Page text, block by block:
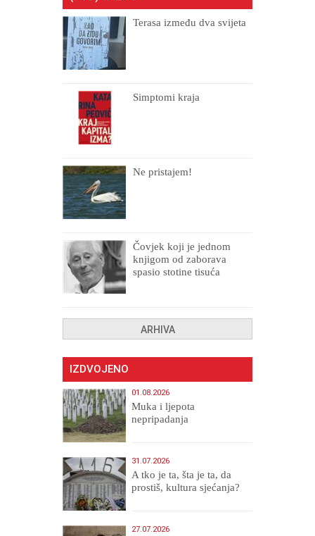
Terasa između dva svijeta
Simptomi kraja
Ne pristajem!
Čovjek koji je jednom
knjigom od zaborava
spasio stotine tisuća
ARHIVA
IZDVOJENO
01.08.2026
Muka i ljepota
nepripadanja
31.07.2026
A tko je ta, šta je ta, da
prostiš, kultura sjećanja?
27.07.2026